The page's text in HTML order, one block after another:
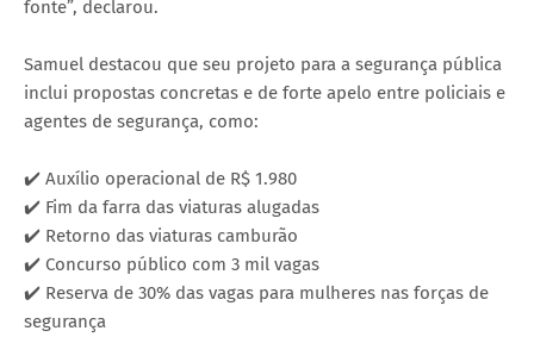
fonte”, declarou.
Samuel destacou que seu projeto para a segurança pública
inclui propostas concretas e de forte apelo entre policiais e
agentes de segurança, como:
✔️ Auxílio operacional de R$ 1.980
✔️ Fim da farra das viaturas alugadas
✔️ Retorno das viaturas camburão
✔️ Concurso público com 3 mil vagas
✔️ Reserva de 30% das vagas para mulheres nas forças de
segurança